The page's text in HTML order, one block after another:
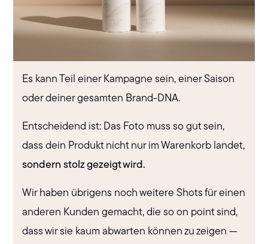
Es kann Teil einer Kampagne sein, einer Saison
oder deiner gesamten Brand-DNA.
Entscheidend ist: Das Foto muss so gut sein,
dass dein Produkt nicht nur im Warenkorb landet,
sondern stolz gezeigt wird.
Wir haben übrigens noch weitere Shots für einen
anderen Kunden gemacht, die so on point sind,
dass wir sie kaum abwarten können zu zeigen —